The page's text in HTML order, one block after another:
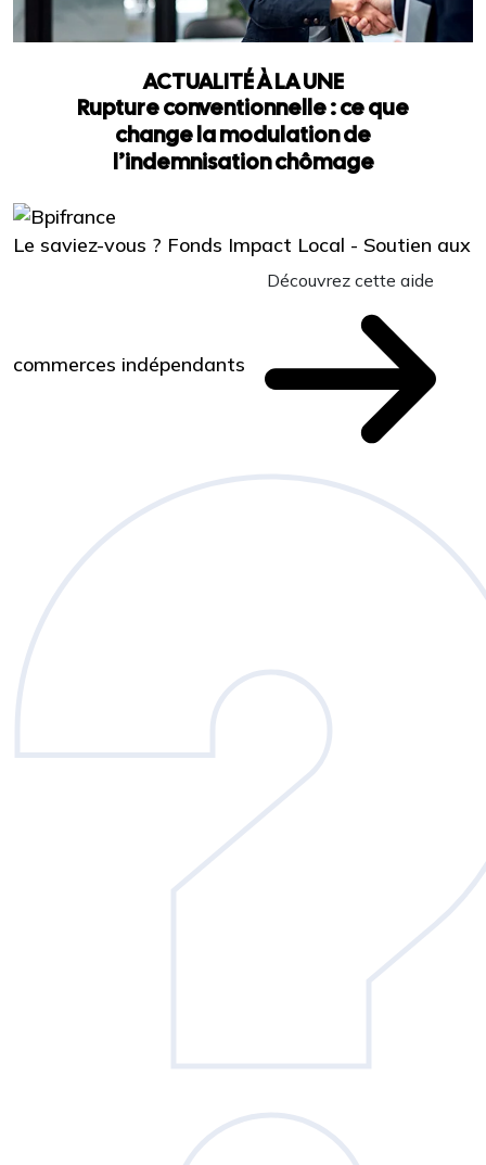
ACTUALITÉ À LA UNE
Rupture conventionnelle : ce que
change la modulation de
l’indemnisation chômage
Le saviez-vous ? Fonds Impact Local - Soutien aux
commerces indépendants
Découvrez cette aide